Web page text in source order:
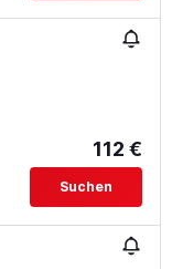
112 €
Suchen